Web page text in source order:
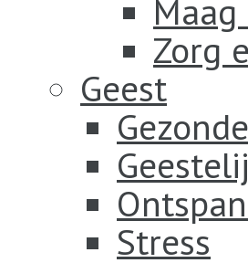
Zorg
Geest
Stress